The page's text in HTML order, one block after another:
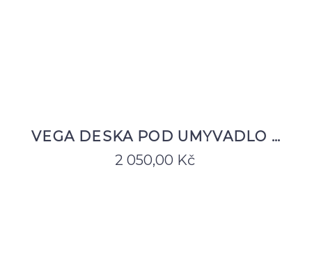
VEGA DESKA POD UMYVADLO …
2 050,00 Kč